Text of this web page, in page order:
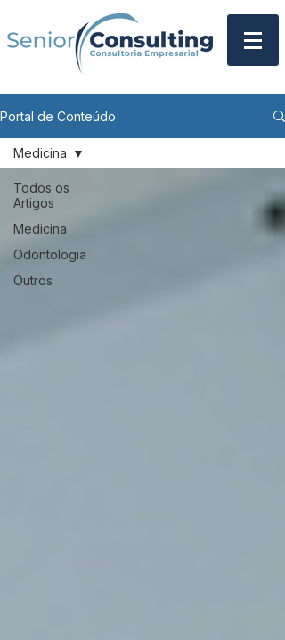
Portal de Conteúdo
Todos os
Artigos
Medicina
Odontologia
Outros
Medicina